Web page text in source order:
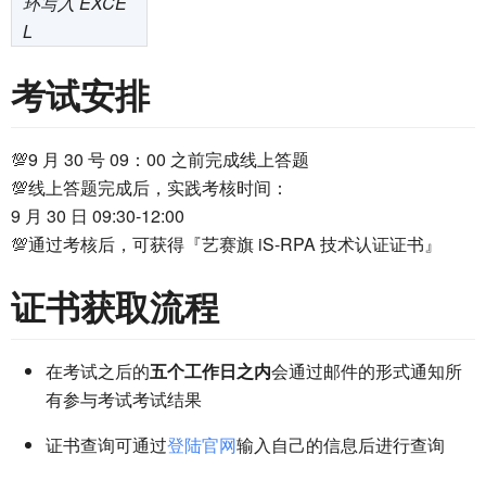
L
考试安排
💯9 月 30 号 09：00 之前完成线上答题
💯线上答题完成后，实践考核时间：
9 月 30 日 09:30-12:00
💯通过考核后，可获得『艺赛旗 iS-RPA 技术认证证书』
证书获取流程
在考试之后的五个工作日之内会通过邮件的形式通知所
有参与考试考试结果
证书查询可通过登陆官网输入自己的信息后进行查询